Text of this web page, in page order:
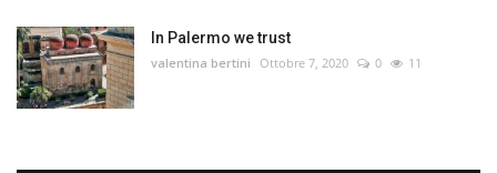
In Palermo we trust
valentina bertini Ottobre 7, 2020 0 11